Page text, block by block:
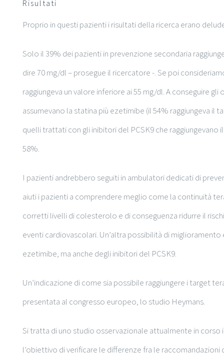
Risultati
Proprio in questi pazienti i risultati della ricerca erano
Solo il 39% dei pazienti in prevenzione secondaria
dire 70 mg/dl – prosegue il ricercatore -. Se poi
raggiungeva un valore inferiore ai 55 mg/dl. A conseguire
assumevano la statina più ezetimibe (il 54% raggiungeva il
quelli trattati con gli inibitori del PCSK9 che raggiungevano
58%.
I pazienti andrebbero seguiti in ambulatori dedicati di
aiuti i pazienti a comprendere meglio come la continuità
corretti livelli di colesterolo e di conseguenza ridurre il
eventi cardiovascolari. Un’altra possibilità di
ezetimibe, ma anche degli inibitori del PCSK9.
Un’indicazione di come sia possibile raggiungere i target
presentata al congresso europeo, lo studio Heymans.
Si tratta di uno studio osservazionale attualmente in corso
l’obiettivo di verificare le differenze fra le